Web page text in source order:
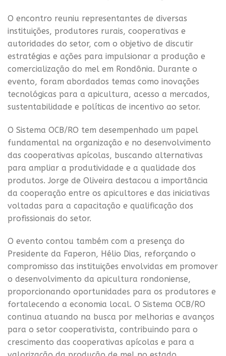
O encontro reuniu representantes de diversas
instituições, produtores rurais, cooperativas e
autoridades do setor, com o objetivo de discutir
estratégias e ações para impulsionar a produção e
comercialização do mel em Rondônia. Durante o
evento, foram abordados temas como inovações
tecnológicas para a apicultura, acesso a mercados,
sustentabilidade e políticas de incentivo ao setor.
O Sistema OCB/RO tem desempenhado um papel
fundamental na organização e no desenvolvimento
das cooperativas apícolas, buscando alternativas
para ampliar a produtividade e a qualidade dos
produtos. Jorge de Oliveira destacou a importância
da cooperação entre os apicultores e das iniciativas
voltadas para a capacitação e qualificação dos
profissionais do setor.
O evento contou também com a presença do
Presidente da Faperon, Hélio Dias, reforçando o
compromisso das instituições envolvidas em promover
o desenvolvimento da apicultura rondoniense,
proporcionando oportunidades para os produtores e
fortalecendo a economia local. O Sistema OCB/RO
continua atuando na busca por melhorias e avanços
para o setor cooperativista, contribuindo para o
crescimento das cooperativas apícolas e para a